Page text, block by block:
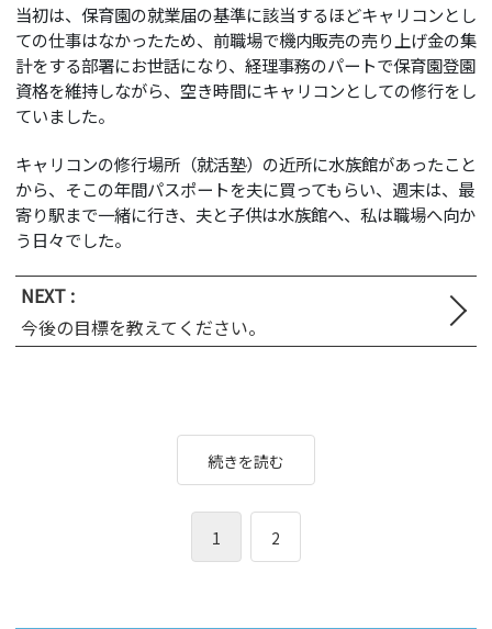
当初は、保育園の就業届の基準に該当するほどキャリコンとし
ての仕事はなかったため、前職場で機内販売の売り上げ金の集
計をする部署にお世話になり、経理事務のパートで保育園登園
資格を維持しながら、空き時間にキャリコンとしての修行をし
ていました。
キャリコンの修行場所（就活塾）の近所に水族館があったこと
から、そこの年間パスポートを夫に買ってもらい、週末は、最
寄り駅まで一緒に行き、夫と子供は水族館へ、私は職場へ向か
う日々でした。
NEXT :
今後の目標を教えてください。
続きを読む
1 2